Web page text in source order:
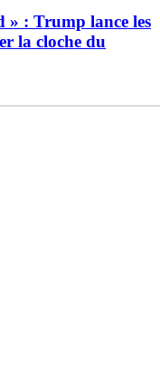
» : Trump lance les
la cloche du